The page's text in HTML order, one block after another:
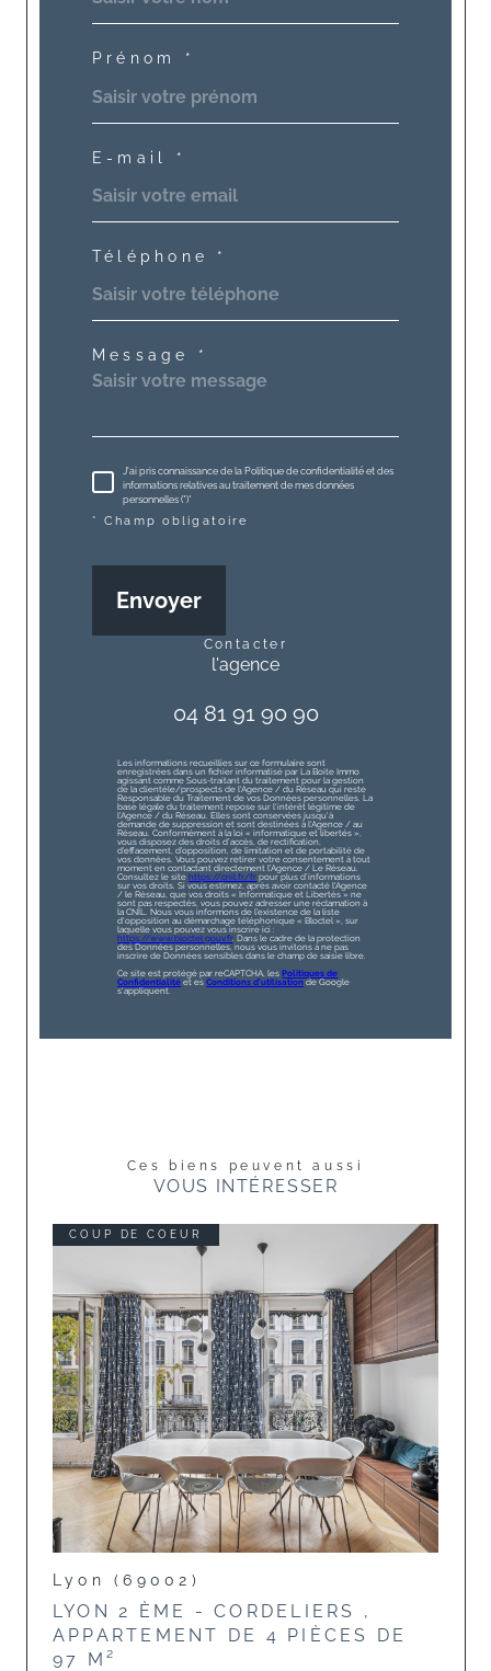
Prénom *
E-mail *
Téléphone *
Message *
J'ai pris connaissance de la Politique de confidentialité et des
informations relatives au traitement de mes données
personnelles (*)*
* Champ obligatoire
Envoyer
contacter
l'agence
04 81 91 90 90
Les informations recueillies sur ce formulaire sont
enregistrées dans un fichier informatisé par La Boite Immo
agissant comme Sous-traitant du traitement pour la gestion
de la clientèle/prospects de l'Agence / du Réseau qui reste
Responsable du Traitement de vos Données personnelles. La
base légale du traitement repose sur l'intérêt légitime de
l'Agence / du Réseau. Elles sont conservées jusqu'à
demande de suppression et sont destinées à l'Agence / au
Réseau. Conformément à la loi « informatique et libertés »,
vous disposez des droits d’accès, de rectification,
d’effacement, d’opposition, de limitation et de portabilité de
vos données. Vous pouvez retirer votre consentement à tout
moment en contactant directement l’Agence / Le Réseau.
Consultez le site https://cnil.fr/fr pour plus d’informations
sur vos droits. Si vous estimez, après avoir contacté l'Agence
/ le Réseau, que vos droits « Informatique et Libertés » ne
sont pas respectés, vous pouvez adresser une réclamation à
la CNIL. Nous vous informons de l’existence de la liste
d'opposition au démarchage téléphonique « Bloctel », sur
laquelle vous pouvez vous inscrire ici :
https://www.bloctel.gouv.fr. Dans le cadre de la protection
des Données personnelles, nous vous invitons à ne pas
inscrire de Données sensibles dans le champ de saisie libre.
Ce site est protégé par reCAPTCHA, les Politiques de
Confidentialité et esConditions d'utilisation de Google
s'appliquent.
Ces biens peuvent aussi
VOUS INTÉRESSER
COUP DE COEUR
Lyon (69002)
LYON 2 ÈME - CORDELIERS ,
APPARTEMENT DE 4 PIÈCES DE
97 M²